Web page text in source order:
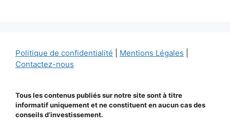
Politique de confidentialité Mentions Légales
Contactez-nous
Tous les contenus publiés sur notre site sont à titre
informatif uniquement et ne constituent en aucun cas des
conseils d’investissement.